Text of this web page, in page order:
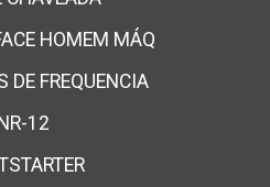
HOMEM MÁQ
DE FREQUENCIA
NR-12